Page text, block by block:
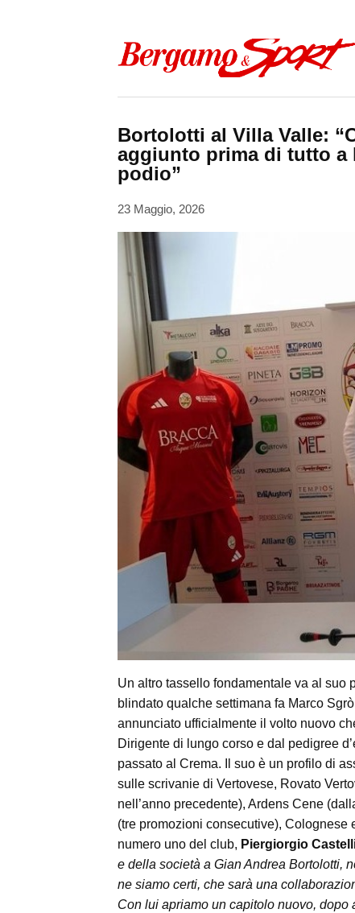
Bortolotti al Villa Valle:
aggiunto prima di tutto a
podio”
23 Maggio, 2026
Un altro tassello fondamentale va al suo
blindato qualche settimana fa Marco
annunciato ufficialmente il volto nuovo
Dirigente di lungo corso e dal pedigree
passato al Crema. Il suo è un profilo di
sulle scrivanie di Vertovese, Rovato
nell’anno precedente), Ardens Cene
(tre promozioni consecutive), Colognese
numero uno del club, Piergiorgio
e della società a Gian Andrea Bortolotti,
ne siamo certi, che sarà una
Con lui apriamo un capitolo nuovo, dopo